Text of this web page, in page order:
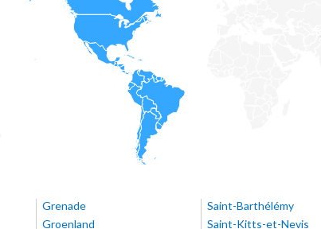
Grenade
Groenland
Saint-Barthélémy
Saint-Kitts-et-Nevis